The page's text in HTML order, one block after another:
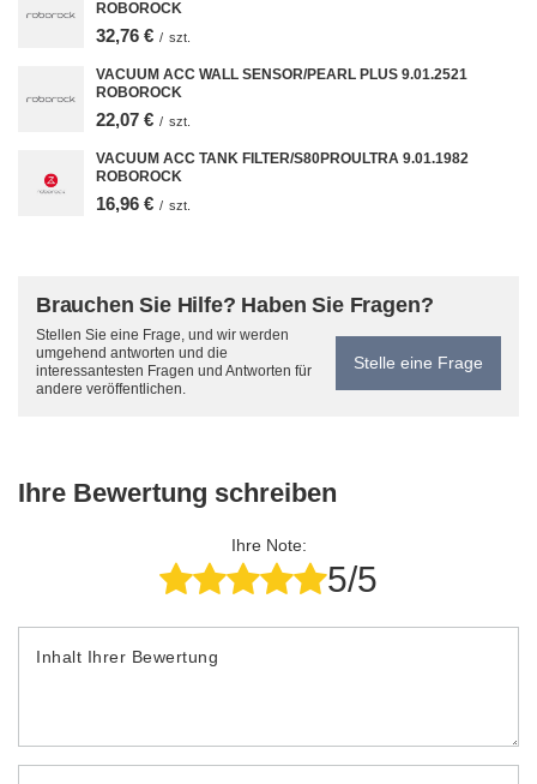
ROBOROCK
32,76 € / szt.
VACUUM ACC WALL SENSOR/PEARL PLUS 9.01.2521
ROBOROCK
22,07 € / szt.
VACUUM ACC TANK FILTER/S80PROULTRA 9.01.1982
ROBOROCK
16,96 € / szt.
Brauchen Sie Hilfe? Haben Sie Fragen?
Stellen Sie eine Frage, und wir werden
umgehend antworten und die
interessantesten Fragen und Antworten für
andere veröffentlichen.
Stelle eine Frage
Ihre Bewertung schreiben
Ihre Note:
5/5
Inhalt Ihrer Bewertung